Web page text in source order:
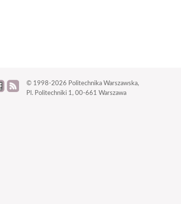
© 1998-2026 Politechnika Warszawska,
Pl. Politechniki 1, 00-661 Warszawa